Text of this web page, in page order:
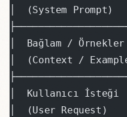
│  (System
│  Bağlam /
│  (Context /
│  Kullanıcı
│  (User